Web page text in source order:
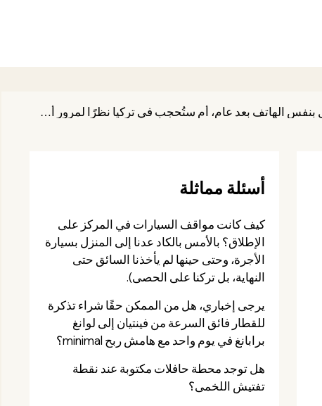
قل لي، إذا اشتريت شريحة SIM سياحية في تركيا وبقيت لمدة أسبوع، هل سأكون قادرًا على الدخول بنفس الهاتف بعد عام، أم ستُحجب في تركيا نظرًا لمرور أكثر من 120 يومًا؟
أسئلة مماثلة
كيف كانت مواقف السيارات في المركز على
الإطلاق؟ بالأمس بالكاد عدنا إلى المنزل بسيارة
الأجرة، وحتى حينها لم يأخذنا السائق حتى
النهاية، بل تركنا على الحصى).
يرجى إخباري، هل من الممكن حقًا شراء تذكرة
للقطار فائق السرعة من فينتيان إلى لوانغ
برابانغ في يوم واحد مع هامش ربح minimal؟
هل توجد محطة حافلات مكتوبة عند نقطة
تفتيش اللخمى؟